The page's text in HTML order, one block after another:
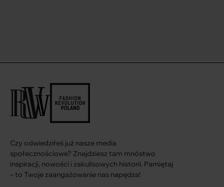
Czy odwiedziłeś już nasze media
społecznościowe? Znajdziesz tam mnóstwo
inspiracji, nowości i zakulisowych historii. Pamiętaj
– to Twoje zaangażowanie nas napędza!